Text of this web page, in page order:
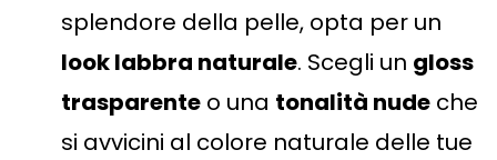
splendore della pelle, opta per un
look labbra naturale. Scegli un gloss
trasparente o una tonalità nude che
si avvicini al colore naturale delle tue